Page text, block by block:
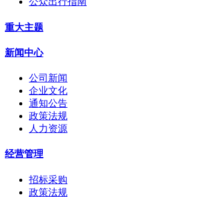
重大主题
新闻中心
公司新闻
企业文化
通知公告
政策法规
人力资源
经营管理
招标采购
政策法规